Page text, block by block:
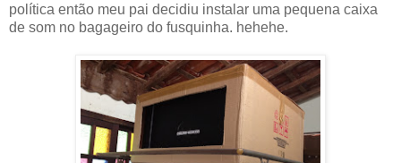
política então meu pai decidiu instalar uma pequena caixa
de som no bagageiro do fusquinha. hehehe.